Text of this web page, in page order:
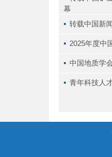
幕
▪ 转载中国新
▪ 2025年度中
▪ 中国地质学
▪ 青年科技人
.